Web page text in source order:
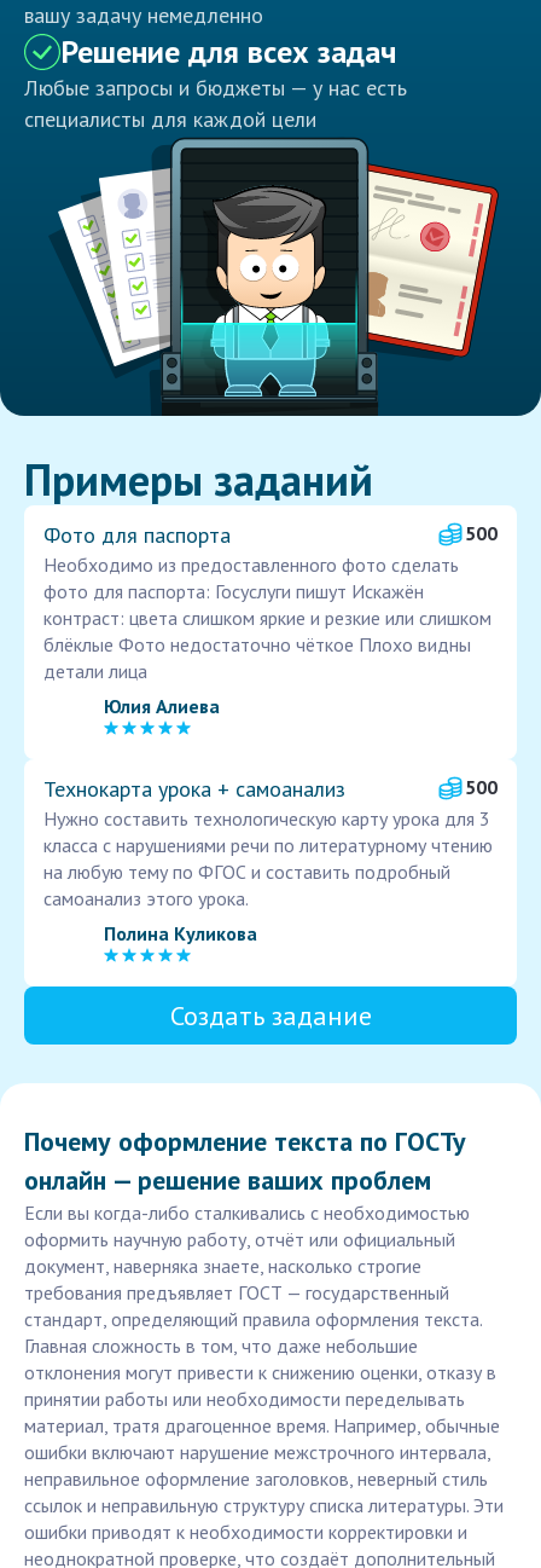
вашу задачу немедленно
Решение для всех задач
Любые запросы и бюджеты — у нас есть
специалисты для каждой цели
Примеры заданий
Фото для паспорта
500
Необходимо из предоставленного фото сделать
фото для паспорта: Госуслуги пишут Искажён
контраст: цвета слишком яркие и резкие или слишком
блёклые Фото недостаточно чёткое Плохо видны
детали лица
Юлия Алиева
Технокарта урока + самоанализ
500
Нужно составить технологическую карту урока для 3
класса с нарушениями речи по литературному чтению
на любую тему по ФГОС и составить подробный
самоанализ этого урока.
Полина Куликова
Создать задание
Почему оформление текста по ГОСТу
онлайн — решение ваших проблем
Если вы когда-либо сталкивались с необходимостью
оформить научную работу, отчёт или официальный
документ, наверняка знаете, насколько строгие
требования предъявляет ГОСТ — государственный
стандарт, определяющий правила оформления текста.
Главная сложность в том, что даже небольшие
отклонения могут привести к снижению оценки, отказу в
принятии работы или необходимости переделывать
материал, тратя драгоценное время. Например, обычные
ошибки включают нарушение межстрочного интервала,
неправильное оформление заголовков, неверный стиль
ссылок и неправильную структуру списка литературы. Эти
ошибки приводят к необходимости корректировки и
неоднократной проверке, что создаёт дополнительный